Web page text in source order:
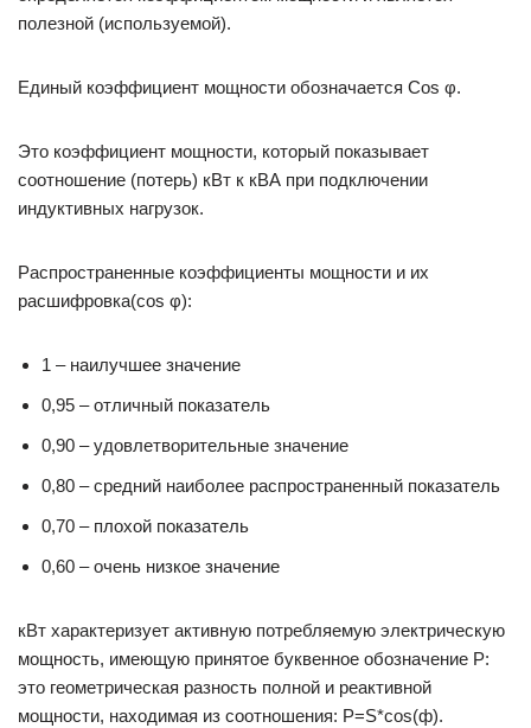
полезной (используемой).
Единый коэффициент мощности обозначается Сos φ.
Это коэффициент мощности, который показывает
соотношение (потерь) кВт к кВА при подключении
индуктивных нагрузок.
Распространенные коэффициенты мощности и их
расшифровка(cos φ):
1 – наилучшее значение
0,95 – отличный показатель
0,90 – удовлетворительные значение
0,80 – средний наиболее распространенный показатель
0,70 – плохой показатель
0,60 – очень низкое значение
кВт характеризует активную потребляемую электрическую
мощность, имеющую принятое буквенное обозначение P:
это геометрическая разность полной и реактивной
мощности, находимая из соотношения: P=S*cos(ф).